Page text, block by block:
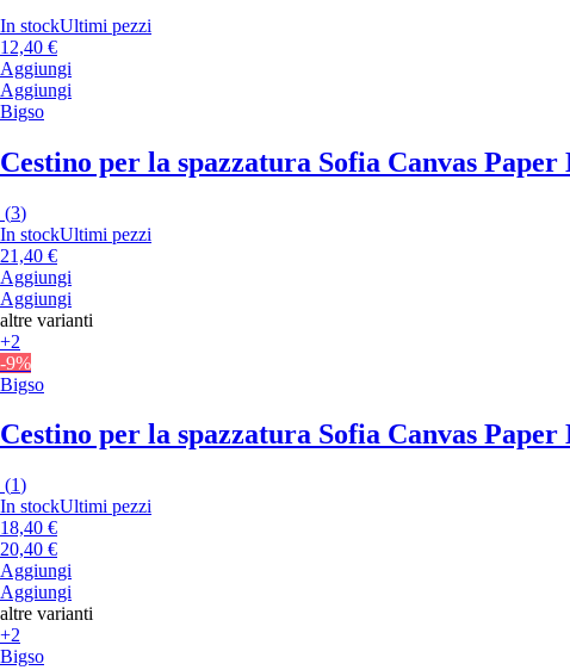
In stockUltimi pezzi
12,40 €
Aggiungi
Aggiungi
Bigso
Cestino per la spazzatura Sofia Canvas
(3)
In stockUltimi pezzi
21,40 €
Aggiungi
Aggiungi
altre varianti
+2
-9%
Bigso
Cestino per la spazzatura Sofia Canvas
(1)
In stockUltimi pezzi
18,40 €
20,40 €
Aggiungi
Aggiungi
altre varianti
+2
Bigso